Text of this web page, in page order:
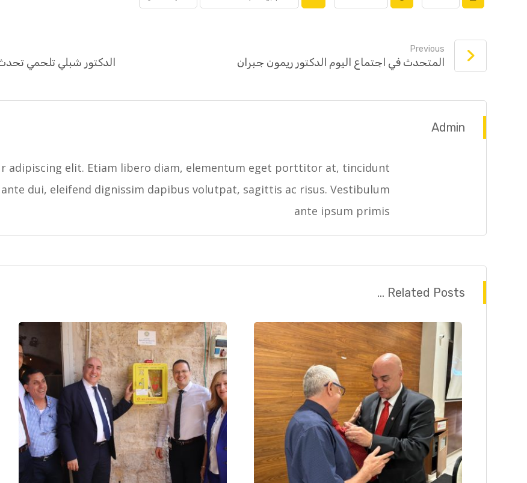
Previous
المتحدث في اجتماع اليوم الدكتور ريمون جبران الدكتور شبلي تلحمي
Admin
adipiscing elit. Etiam libero diam, elementum eget porttitor at, tincidunt
dui, eleifend dignissim dapibus volutpat, sagittis ac risus. Vestibulum
ante ipsum primis
Related Posts ...